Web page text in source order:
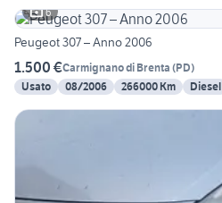
6
Peugeot 307 – Anno 2006
1.500 €Carmignano di Brenta (PD)
Usato
08/2006 266000 Km Diesel